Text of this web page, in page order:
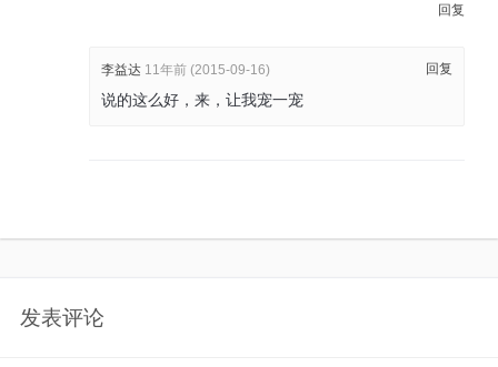
回复
李益达 11年前 (2015-09-16)
说的这么好，来，让我宠一宠
回复
发表评论